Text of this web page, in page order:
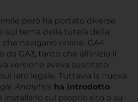
però ha portato diverse
sul tema della tutela della
navigano online. GA4
GA3, tanto che all’inizio il
versione aveva suscitato
lato legale. Tuttavia la nuova
Analytics ha introdotto
installarlo sul proprio sito o su